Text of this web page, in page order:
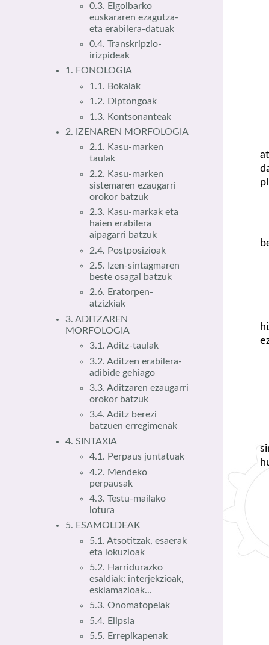
0.3. Elgoibarko
euskararen ezagutza-
eta erabilera-datuak
0.4. Transkripzio-
irizpideak
1. FONOLOGIA
1.1. Bokalak
1.2. Diptongoak
1.3. Kontsonanteak
2. IZENAREN MORFOLOGIA
2.1. Kasu-marken
taulak
2.2. Kasu-marken
sistemaren ezaugarri
orokor batzuk
2.3. Kasu-markak eta
haien erabilera
aipagarri batzuk
2.4. Postposizioak
2.5. Izen-sintagmaren
beste osagai batzuk
2.6. Eratorpen-
atzizkiak
3. ADITZAREN
MORFOLOGIA
3.1. Aditz-taulak
3.2. Aditzen erabilera-
adibide gehiago
3.3. Aditzaren ezaugarri
orokor batzuk
3.4. Aditz berezi
batzuen erregimenak
4. SINTAXIA
4.1. Perpaus juntatuak
4.2. Mendeko
perpausak
4.3. Testu-mailako
lotura
5. ESAMOLDEAK
5.1. Atsotitzak, esaerak
eta lokuzioak
5.2. Harridurazko
esaldiak: interjekzioak,
esklamazioak...
5.3. Onomatopeiak
5.4. Elipsia
5.5. Errepikapenak